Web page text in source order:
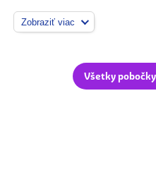
Zobraziť viac
Všetky